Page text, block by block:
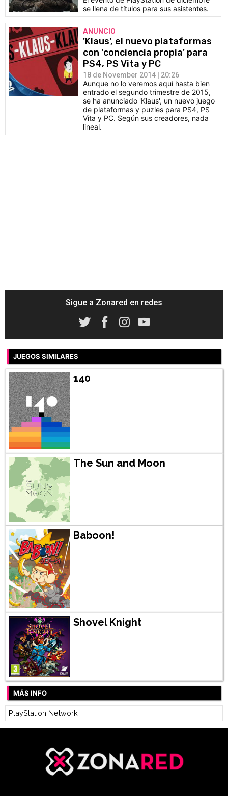
se llena de títulos para sus asistentes.
ANUNCIO
'Klaus', el nuevo plataformas
con 'conciencia propia' para
PS4, PS Vita y PC
18 de November 2014 | 20:26
Aunque no lo veremos aquí hasta bien
entrado el segundo trimestre de 2015,
se ha anunciado 'Klaus', un nuevo juego
de plataformas y puzles para PS4, PS
Vita y PC. Según sus creadores, nada
lineal.
Sigue a Zonared en redes
JUEGOS SIMILARES
140
The Sun and Moon
Baboon!
Shovel Knight
MÁS INFO
PlayStation Network